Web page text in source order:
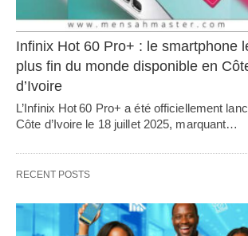
Infinix Hot 60 Pro+ : le smartphone
plus fin du monde disponible en
d’Ivoire
L’Infinix Hot 60 Pro+ a été officiellement
Côte d’Ivoire le 18 juillet 2025, marquant…
RECENT POSTS